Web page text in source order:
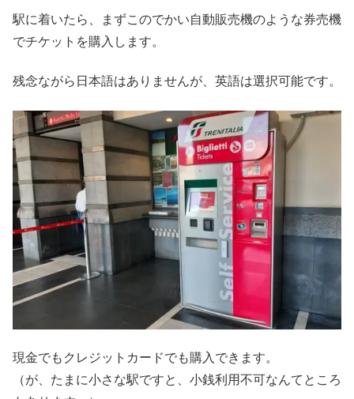
駅に着いたら、まずこのでかい自動販売機のような券売機
でチケットを購入します。
残念ながら日本語はありませんが、英語は選択可能です。
現金でもクレジットカードでも購入できます。
（が、たまに小さな駅ですと、小銭利用不可なんてところ